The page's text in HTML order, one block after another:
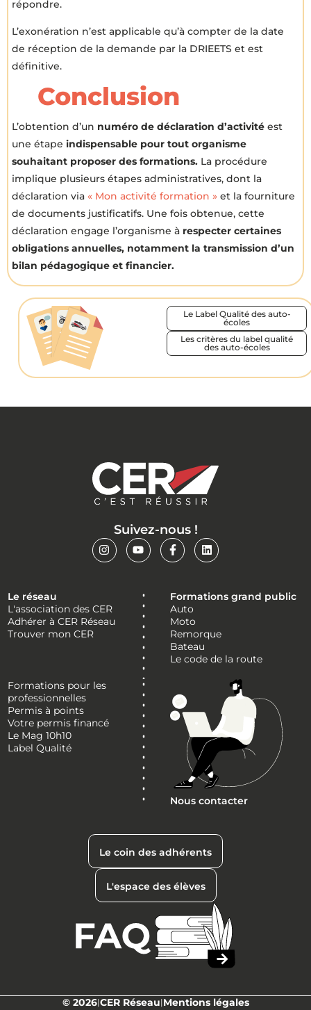
répondre.
L’exonération n’est applicable qu’à compter de la date
de réception de la demande par la DRIEETS et est
définitive.
Conclusion
L’obtention d’un numéro de déclaration d’activité est
une étape indispensable pour tout organisme
souhaitant proposer des formations. La procédure
implique plusieurs étapes administratives, dont la
déclaration via « Mon activité formation » et la fourniture
de documents justificatifs. Une fois obtenue, cette
déclaration engage l’organisme à respecter certaines
obligations annuelles, notamment la transmission d’un
bilan pédagogique et financier.
Le Label Qualité des auto-
écoles
Les critères du label qualité
des auto-écoles
Suivez-nous !
Le réseau
L'association des CER
Adhérer à CER Réseau
Trouver mon CER
Formations grand public
Auto
Moto
Remorque
Bateau
Le code de la route
Formations pour les
professionnelles
Permis à points
Votre permis financé
Le Mag 10h10
Label Qualité
Nous contacter
Le coin des adhérents
L'espace des élèves
© 2026|CER Réseau|Mentions légales